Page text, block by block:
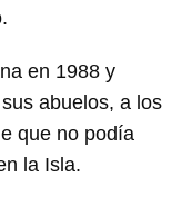
en 1988 y
abuelos, a los
que no podía
la Isla.